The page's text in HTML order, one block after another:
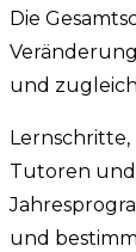
Die
und
Tutoren und
und